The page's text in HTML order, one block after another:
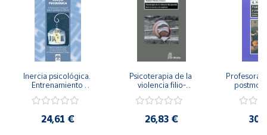
Inercia psicológica.
Entrenamiento
Igualdad de Género.
24,61 €
Psicoterapia de la
violencia filio-
secreto y la
26,83 €